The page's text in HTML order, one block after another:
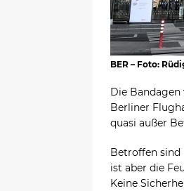
BER – Foto:
Die
Berliner
quasi außer
Betroffen sind
ist aber die
Keine